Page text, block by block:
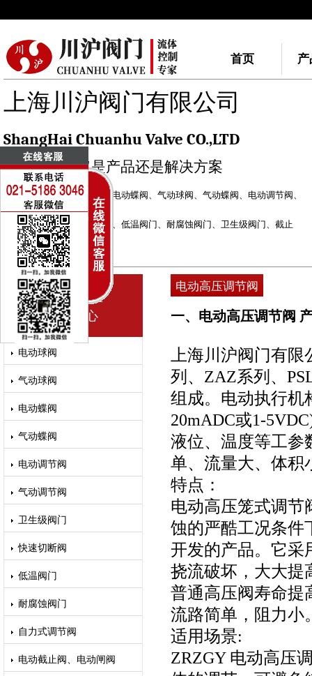
首页 产
上海川沪阀门有限公司
ShangHai Chuanhu Valve CO.,LTD
我们做的不仅是产品还是解决方案
川沪阀门品牌：电动球阀 电动蝶阀、 气动球阀、 气动蝶阀、 电动调节阀、
气动调节阀
自力式调节阀、快速切断阀 、 低温阀门、 耐腐蚀阀门、 卫生级阀门、 截止
、闸阀
电动执行器、气动执行器
PRODUCT
产品中心
电动球阀
气动球阀
电动蝶阀
气动蝶阀
电动调节阀
气动调节阀
卫生级阀门
快速切断阀
低温阀门
耐腐蚀阀门
自力式调节阀
电动截止阀、电动闸阀
电动高压调节阀
一、电动高压调节阀
上海川沪阀门有
列、ZAZ系列、
组成。电动执行机
20mADC或1-
液位、温度等工参
单、流量大、体积
特点：
电动高压笼式调节
蚀的严酷工况条件
开发的产品。它采
挠流破坏，大大提
普通高压阀寿命提
流路简单，阻力小
适用场景:
ZRZGY 电动高压